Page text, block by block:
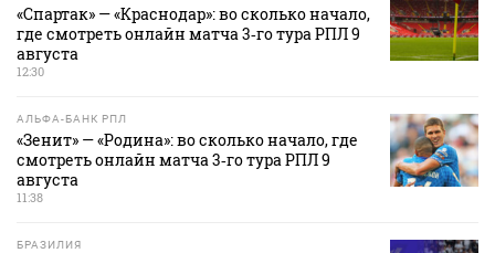
«Спартак» — «Краснодар»: во сколько начало,
где смотреть онлайн матча 3‑го тура РПЛ 9
августа
12:30
АЛЬФА-БАНК РПЛ
«Зенит» — «Родина»: во сколько начало, где
смотреть онлайн матча 3‑го тура РПЛ 9
августа
11:38
БРАЗИЛИЯ